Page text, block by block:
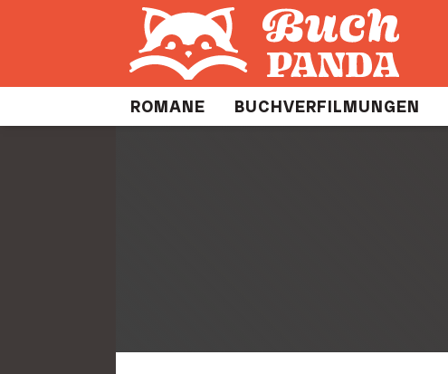
ROMANE BUCHVERFILMUNGEN